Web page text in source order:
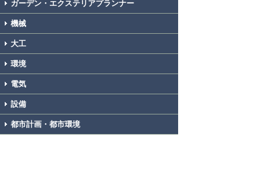
ガーデン・エクステリアプランナー
機械
大工
環境
電気
設備
都市計画・都市環境